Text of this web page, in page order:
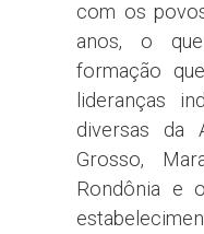
com os
anos, o
formação
lideranças
diversas da
Grosso,
Rondônia e